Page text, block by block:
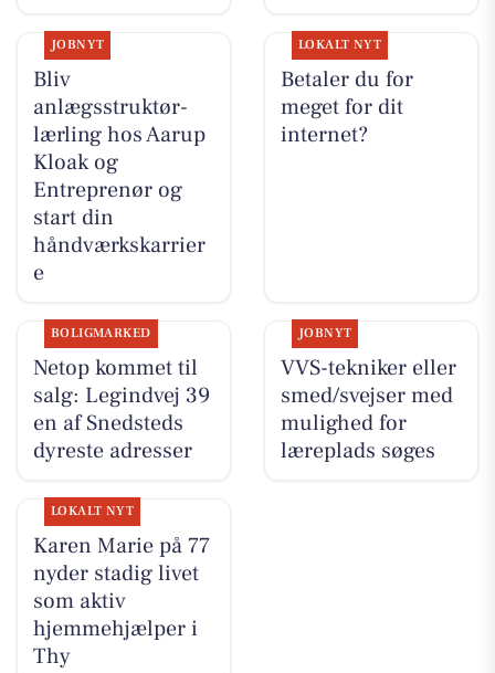
JOBNYT
Bliv
anlægsstruktør-
lærling hos Aarup
Kloak og
Entreprenør og
start din
håndværkskarrier
e
LOKALT NYT
Betaler du for
meget for dit
internet?
BOLIGMARKED
Netop kommet til
salg: Legindvej 39
en af Snedsteds
dyreste adresser
JOBNYT
VVS-tekniker eller
smed/svejser med
mulighed for
læreplads søges
LOKALT NYT
Karen Marie på 77
nyder stadig livet
som aktiv
hjemmehjælper i
Thy